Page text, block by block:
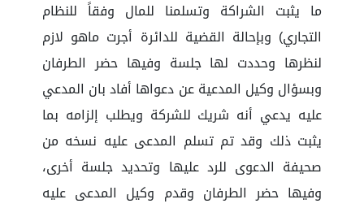
ما يثبت الشراكة وتسلمنا للمال وفقاً للنظام
التجاري) وبإحالة القضية للدائرة أجرت ماهو لازم
لنظرها وحددت لها جلسة وفيها حضر الطرفان
وبسؤال وكيل المدعية عن دعواها أفاد بان المدعي
عليه يدعي أنه شريك للشركة ويطلب إلزامه بما
يثبت ذلك وقد تم تسلم المدعى عليه نسخه من
صحيفة الدعوى للرد عليها وتحديد جلسة أخرى،
وفيها حضر الطرفان وقدم وكيل المدعى عليه